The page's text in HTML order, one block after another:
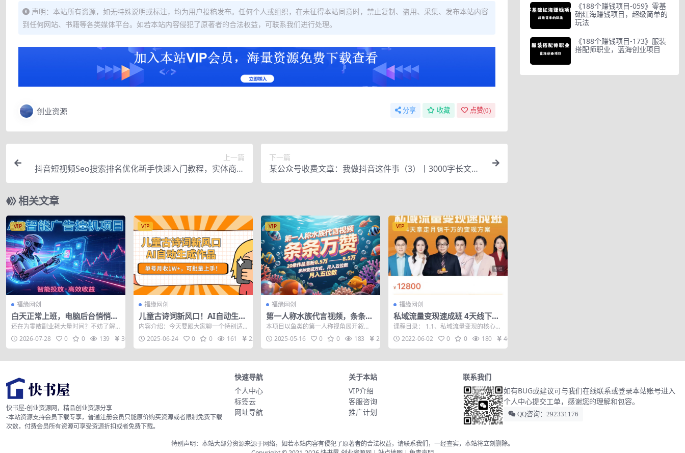
声明：本站所有资源，如无特殊说明或标注，均为用户投稿发布。任何个人或组织，在未征得本站同意时，禁止复制、盗用、采集、发布本站内容
到任何网站、书籍等各类媒体平台。如若本站内容侵犯了原著者的合法权益，可联系我们进行处理。
创业资源 分享 收藏 点赞(0)
上一篇
抖音短视频Seo搜索排名优化新手快速入门教程，实体商家
短视频，精准引流实操课
下一篇
某公众号收费文章：我做抖音这件事（3）丨3000字长文讲
透做短视频的底层逻辑
相关文章
VIP
福缘网创
白天正常上班，电脑后台悄悄挂
机，AI全程自动运行，广告挂机
副业悄悄出圈
还在为零散副业耗大量时间？不妨了解
当下轻资产风口项目，AR智能广告挂
机。 依托A...
2026-07-28 0 0 139 30
VIP
福缘网创
儿童古诗词新风口！AI自动生成
作品，单号月收1W+，可批量上
手！
内容介绍：今天要跟大家聊一个特别适
合新手上手的小项目：《亲测儿童古诗
词新风口！A...
2025-06-24 0 0 161 22
VIP
福缘网创
第一人称水族代言视频，条条万
赞，20条作品涨粉8.5万，多种
变现方式月，入五位数
本项目以鱼类的第一人称视角展开叙
述，将鱼类拟人化，赋予其人类的情感
和思维，这种新...
2025-05-16 0 0 183 28
VIP
福缘网创
私域流量变现速成班 4天线下课
程全高清版，4天拿走月销千万
的变现方案
课程目录： 1.1、私域流量变现的核心逻
辑.mp4 1.2、提升私域变现效率的I...
2022-06-02 0 0 180 46
《188个赚钱项目-059》零基
础红海赚钱项目，超级简单的
玩法
《188个赚钱项目-173》服装
搭配师职业，蓝海创业项目
快书屋-创业资源网，精品创业资源分享
-本站资源支持会员下载专享，普通注册会员只能原价购买资源或者限制免费下载
次数，付费会员所有资源可享受资源折扣或者免费下载。
快速导航
个人中心
标签云
网址导航
关于本站
VIP介绍
客服咨询
推广计划
联系我们
如有BUG或建议可与我们在线联系或登录本站账号进入
个人中心提交工单，感谢您的理解和包容。
QQ咨询：292331176
特别声明：本站大部分资源来源于网络，如若本站内容有侵犯了原著者的合法权益，请联系我们，一经查实，本站将立刻删除。